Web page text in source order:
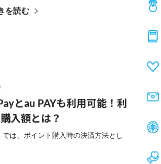
を読む
とau PAYも利用可能！利
入額とは？
は、ポイント購入時の決済方法とし